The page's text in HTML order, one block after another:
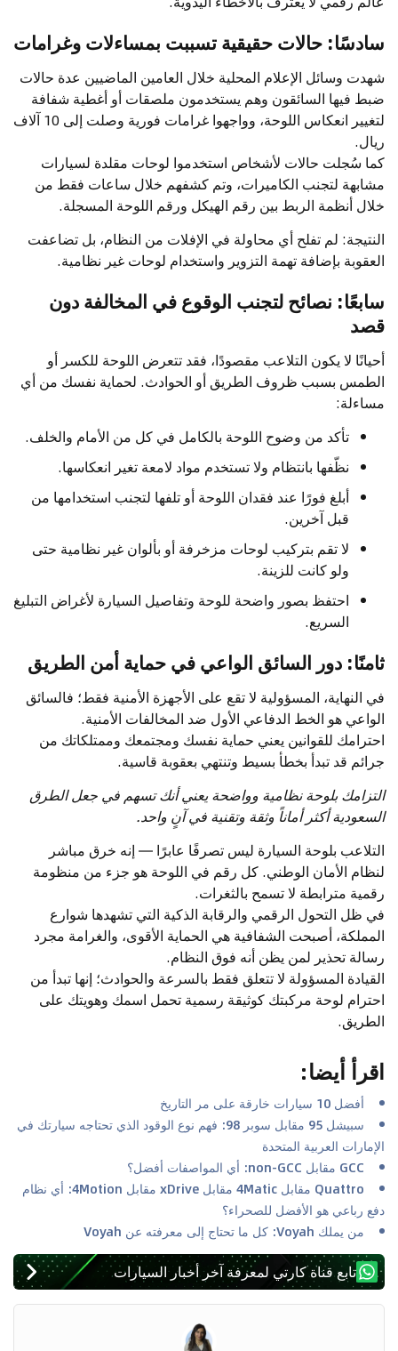
سادسًا: حالات حقيقية تسببت بمساءلات وغرامات
شهدت وسائل الإعلام المحلية خلال العامين الماضيين عدة حالات
ضبط فيها السائقون وهم يستخدمون ملصقات أو أغطية شفافة
لتغيير انعكاس اللوحة، وواجهوا غرامات فورية وصلت إلى 10 آلاف
ريال.
كما سُجلت حالات لأشخاص استخدموا لوحات مقلدة لسيارات
مشابهة لتجنب الكاميرات، وتم كشفهم خلال ساعات فقط من
خلال أنظمة الربط بين رقم الهيكل ورقم اللوحة المسجلة.
النتيجة: لم تفلح أي محاولة في الإفلات من النظام، بل تضاعفت
العقوبة بإضافة تهمة التزوير واستخدام لوحات غير نظامية.
سابعًا: نصائح لتجنب الوقوع في المخالفة دون
قصد
أحيانًا لا يكون التلاعب مقصودًا، فقد تتعرض اللوحة للكسر أو
الطمس بسبب ظروف الطريق أو الحوادث. لحماية نفسك من أي
مساءلة:
تأكد من وضوح اللوحة بالكامل في كل من الأمام والخلف.
نظّفها بانتظام ولا تستخدم مواد لامعة تغير انعكاسها.
أبلغ فورًا عند فقدان اللوحة أو تلفها لتجنب استخدامها من
قبل آخرين.
لا تقم بتركيب لوحات مزخرفة أو بألوان غير نظامية حتى
ولو كانت للزينة.
احتفظ بصور واضحة للوحة وتفاصيل السيارة لأغراض التبليغ
السريع.
ثامنًا: دور السائق الواعي في حماية أمن الطريق
في النهاية، المسؤولية لا تقع على الأجهزة الأمنية فقط؛ فالسائق
الواعي هو الخط الدفاعي الأول ضد المخالفات الأمنية.
احترامك للقوانين يعني حماية نفسك ومجتمعك وممتلكاتك من
جرائم قد تبدأ بخطأ بسيط وتنتهي بعقوبة قاسية.
التزامك بلوحة نظامية وواضحة يعني أنك تسهم في جعل الطرق
السعودية أكثر أماناً وثقة وتقنية في آنٍ واحد.
التلاعب بلوحة السيارة ليس تصرفًا عابرًا — إنه خرق مباشر
لنظام الأمان الوطني. كل رقم في اللوحة هو جزء من منظومة
رقمية مترابطة لا تسمح بالثغرات.
في ظل التحول الرقمي والرقابة الذكية التي تشهدها شوارع
المملكة، أصبحت الشفافية هي الحماية الأقوى، والغرامة مجرد
رسالة تحذير لمن يظن أنه فوق النظام.
القيادة المسؤولة لا تتعلق فقط بالسرعة والحوادث؛ إنها تبدأ من
احترام لوحة مركبتك كوثيقة رسمية تحمل اسمك وهويتك على
الطريق.
اقرأ أيضا:
أفضل 10 سيارات خارقة على مر التاريخ
سبيشل 95 مقابل سوبر 98: فهم نوع الوقود الذي تحتاجه سيارتك في
الإمارات العربية المتحدة
GCC مقابل non-GCC: أي المواصفات أفضل؟
Quattro مقابل 4Matic مقابل xDrive مقابل 4Motion: أي نظام
دفع رباعي هو الأفضل للصحراء؟
من يملك Voyah: كل ما تحتاج إلى معرفته عن Voyah
تابع قناة كارتي لمعرفة آخر أخبار السيارات